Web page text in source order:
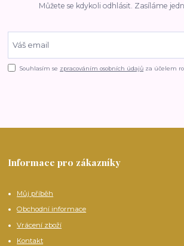
Můžete se kdykoli odhlásit. Zasíláme
Souhlasím se zpracováním osobních údajů za účelem
Informace pro zákazníky
Můj příběh
Obchodní informace
Vrácení zboží
Kontakt